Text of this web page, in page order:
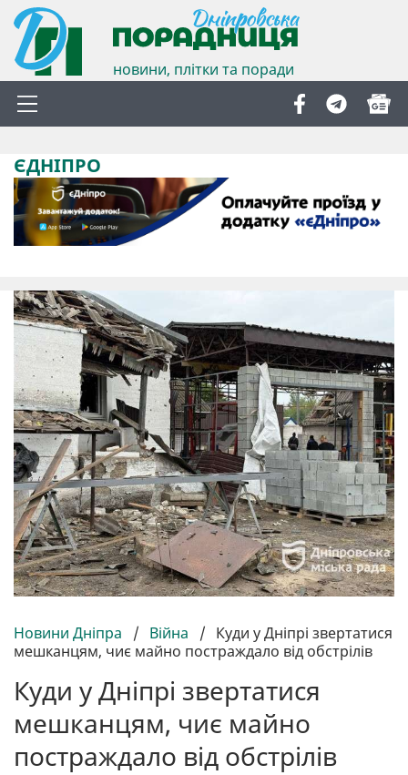
новини, плітки та поради
ЄДНІПРО
Новини Дніпра / Війна / Куди у Дніпрі звертатися
мешканцям, чиє майно постраждало від обстрілів
Куди у Дніпрі звертатися
мешканцям, чиє майно
постраждало від обстрілів